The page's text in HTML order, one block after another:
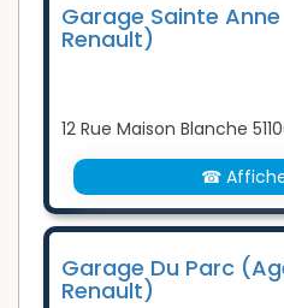
Garage Sainte
Renault)
12 Rue Maison Blanche
☎
Garage Du Parc
Renault)